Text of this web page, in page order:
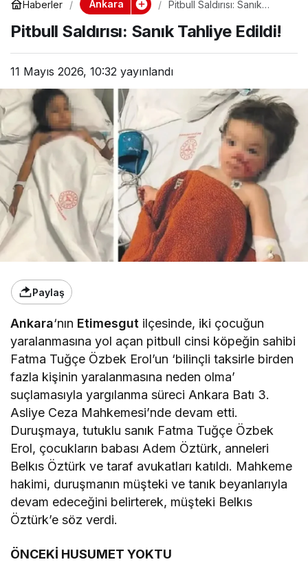
Haberler Ankara
Pitbull Saldırısı: Sanık
Pitbull Saldırısı: Sanık Tahliye Edildi!
11 Mayıs 2026, 10:32 yayınlandı
Paylaş
Ankara‘nın Etimesgut ilçesinde, iki çocuğun
yaralanmasına yol açan pitbull cinsi köpeğin sahibi
Fatma Tuğçe Özbek Erol’un ‘bilinçli taksirle birden
fazla kişinin yaralanmasına neden olma’
suçlamasıyla yargılanma süreci Ankara Batı 3.
Asliye Ceza Mahkemesi’nde devam etti.
Duruşmaya, tutuklu sanık Fatma Tuğçe Özbek
Erol, çocukların babası Adem Öztürk, anneleri
Belkıs Öztürk ve taraf avukatları katıldı. Mahkeme
hakimi, duruşmanın müşteki ve tanık beyanlarıyla
devam edeceğini belirterek, müşteki Belkıs
Öztürk’e söz verdi.
ÖNCEKİ HUSUMET YOKTU